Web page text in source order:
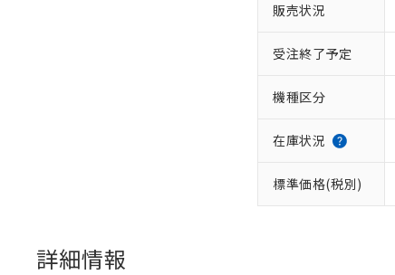
販売状況
受注終了予定
機種区分
在庫状況
標準価格(税別)
詳細情報